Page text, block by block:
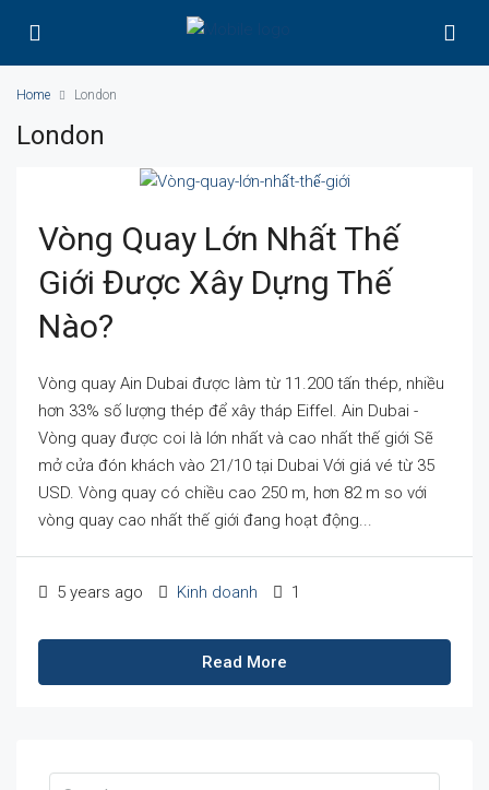
Home London
London
Vòng Quay Lớn Nhất Thế
Giới Được Xây Dựng Thế
Nào?
Vòng quay Ain Dubai được làm từ 11.200 tấn thép, nhiều
hơn 33% số lượng thép để xây tháp Eiffel. Ain Dubai -
Vòng quay được coi là lớn nhất và cao nhất thế giới Sẽ
mở cửa đón khách vào 21/10 tại Dubai Với giá vé từ 35
USD. Vòng quay có chiều cao 250 m, hơn 82 m so với
vòng quay cao nhất thế giới đang hoạt động...
5 years ago Kinh doanh 1
Read More